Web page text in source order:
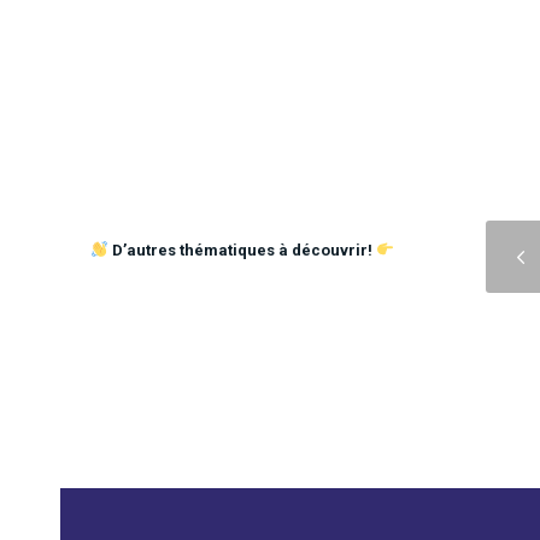
D’autres thématiques à découvrir!
Précédent